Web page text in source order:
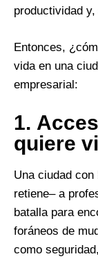
productividad
Entonces,
vida en una
empresarial:
1.
quiere
Una ciudad
retiene– a
batalla para
foráneos de
como